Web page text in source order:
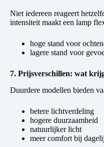
Niet iedereen reageert
intensiteit maakt een lamp
hoge stand voor
lagere stand voor
7. Prijsverschillen: wat
Duurdere modellen bieden
betere lichtverdeling
hogere duurzaamheid
natuurlijker licht
meer comfort bij